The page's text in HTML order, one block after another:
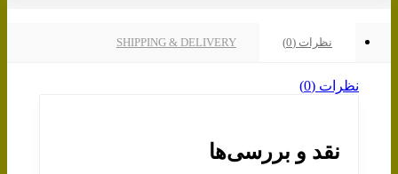
نظرات (0) SHIPPING & DELIVERY
نظرات (0)
نقد و بررسی‌ها